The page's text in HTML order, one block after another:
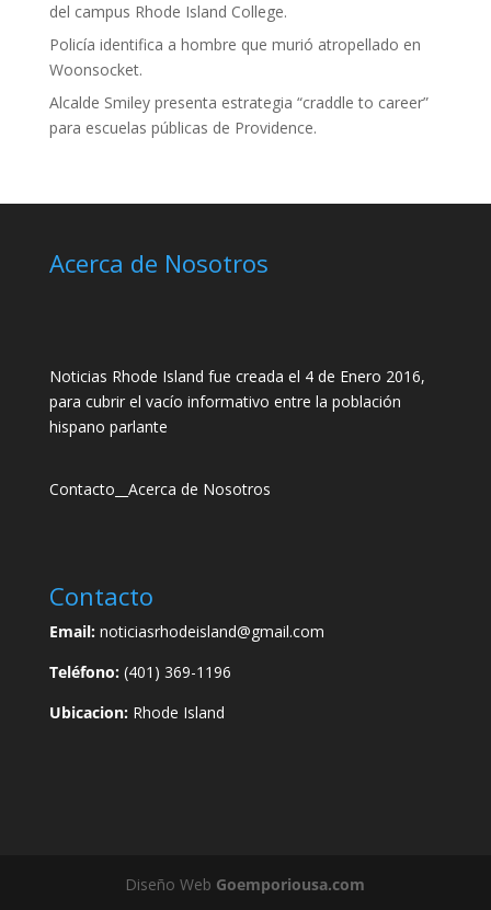
del campus Rhode Island College.
Policía identifica a hombre que murió atropellado en
Woonsocket.
Alcalde Smiley presenta estrategia “craddle to career”
para escuelas públicas de Providence.
Acerca de Nosotros
Noticias Rhode Island fue creada el 4 de Enero 2016,
para cubrir el vacío informativo entre la población
hispano parlante
Contacto Acerca de Nosotros
Contacto
Email:noticiasrhodeisland@gmail.com
Teléfono:(401) 369-1196
Ubicacion:Rhode Island
Diseño Web Goemporiousa.com